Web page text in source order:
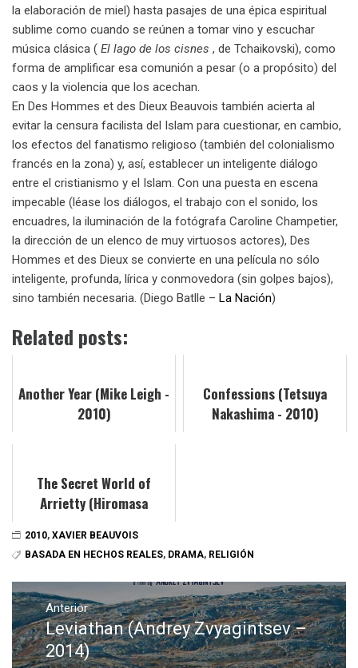
la elaboración de miel) hasta pasajes de una épica espiritual
sublime como cuando se reúnen a tomar vino y escuchar
música clásica ( El lago de los cisnes , de Tchaikovski), como
forma de amplificar esa comunión a pesar (o a propósito) del
caos y la violencia que los acechan.
En Des Hommes et des Dieux Beauvois también acierta al
evitar la censura facilista del Islam para cuestionar, en cambio,
los efectos del fanatismo religioso (también del colonialismo
francés en la zona) y, así, establecer un inteligente diálogo
entre el cristianismo y el Islam. Con una puesta en escena
impecable (léase los diálogos, el trabajo con el sonido, los
encuadres, la iluminación de la fotógrafa Caroline Champetier,
la dirección de un elenco de muy virtuosos actores), Des
Hommes et des Dieux se convierte en una película no sólo
inteligente, profunda, lírica y conmovedora (sin golpes bajos),
sino también necesaria. (Diego Batlle – La Nación)
Related posts:
Another Year (Mike Leigh -
2010)
Confessions (Tetsuya
Nakashima - 2010)
The Secret World of
Arrietty (Hiromasa
2010, XAVIER BEAUVOIS
BASADA EN HECHOS REALES, DRAMA, RELIGIÓN
Navegación
de
entradas
Anterior
Entrada
anterior:
Leviathan (Andrey Zvyagintsev –
2014)